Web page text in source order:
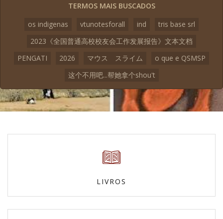
TERMOS MAIS BUSCADOS
os indigenas
vtunotesforall ind
tris base srl
2023《全国普通高校校友会工作发展报告》文本文档
PENGATI
2026 マウス スライム
o que e QSMSP
这个不用吧...帮她拿个shou't
LIVROS